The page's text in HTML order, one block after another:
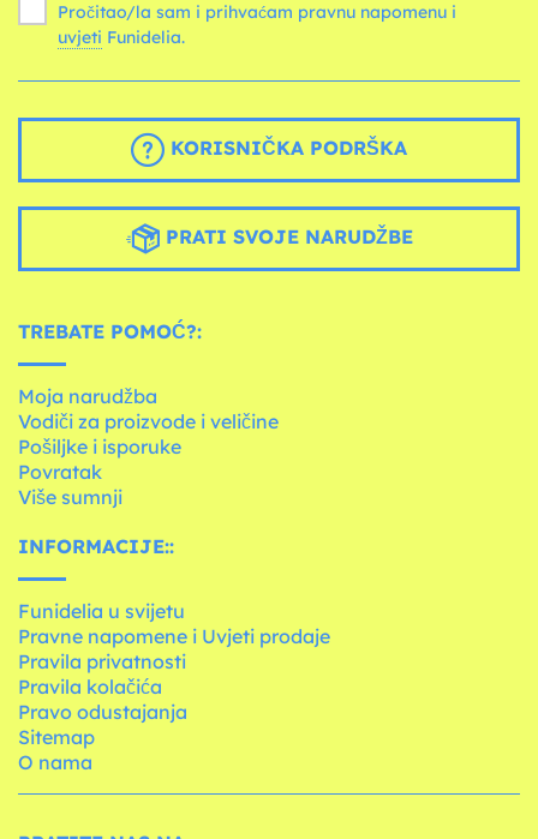
Pročitao/la sam i prihvaćam pravnu napomenu i
uvjeti Funidelia.
KORISNIČKA PODRŠKA
PRATI SVOJE NARUDŽBE
TREBATE POMOĆ?:
Moja narudžba
Vodiči za proizvode i veličine
Pošiljke i isporuke
Povratak
Više sumnji
INFORMACIJE::
Funidelia u svijetu
Pravne napomene i Uvjeti prodaje
Pravila privatnosti
Pravila kolačića
Pravo odustajanja
Sitemap
O nama